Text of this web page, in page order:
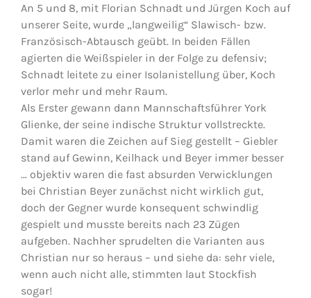
An 5 und 8, mit Florian Schnadt und Jürgen Koch auf
unserer Seite, wurde „langweilig“ Slawisch- bzw.
Französisch-Abtausch geübt. In beiden Fällen
agierten die Weißspieler in der Folge zu defensiv;
Schnadt leitete zu einer Isolanistellung über, Koch
verlor mehr und mehr Raum.
Als Erster gewann dann Mannschaftsführer York
Glienke, der seine indische Struktur vollstreckte.
Damit waren die Zeichen auf Sieg gestellt – Giebler
stand auf Gewinn, Keilhack und Beyer immer besser
… objektiv waren die fast absurden Verwicklungen
bei Christian Beyer zunächst nicht wirklich gut,
doch der Gegner wurde konsequent schwindlig
gespielt und musste bereits nach 23 Zügen
aufgeben. Nachher sprudelten die Varianten aus
Christian nur so heraus – und siehe da: sehr viele,
wenn auch nicht alle, stimmten laut Stockfish
sogar!